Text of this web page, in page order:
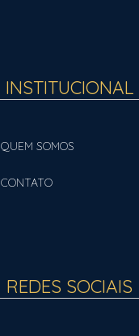
INSTITUCIONAL
QUEM SOMOS
CONTATO
REDES SOCIAIS